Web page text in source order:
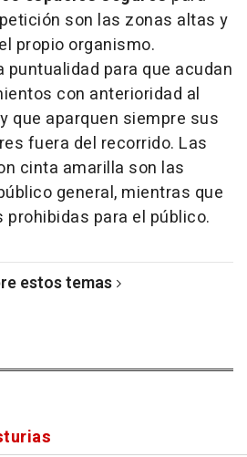
son las zonas altas y
propio organismo.
puntualidad para que acudan
con anterioridad al
que aparquen siempre sus
fuera del recorrido. Las
cinta amarilla son las
general, mientras que
para el público.
estos temas